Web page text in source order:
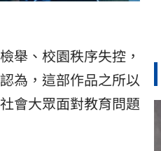
舉、校園秩序失控，
為，這部作品之所以
會大眾面對教育問題